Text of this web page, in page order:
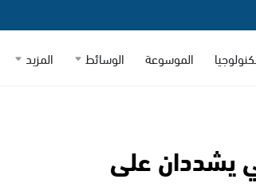
الموسوعة الوسائط المزيد
يشددان على